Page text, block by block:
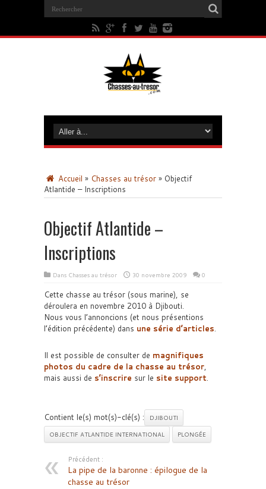
Accueil » Chasses au trésor » Objectif
Atlantide – Inscriptions
Objectif Atlantide –
Inscriptions
Dans Chasses au trésor 30 novembre 2009 0
Cette chasse au trésor (sous marine), se
déroulera en novembre 2010 à Djibouti.
Nous vous l’annoncions (et nous présentions
l’édition précédente) dans une série d’articles.
Il est possible de consulter de magnifiques
photos du cadre de la chasse au trésor,
mais aussi de s’inscrire sur le site support.
Contient le(s) mot(s)-clé(s) :
DJIBOUTI
OBJECTIF ATLANTIDE INTERNATIONAL
PLONGÉE
Précédent :
La pipe de la baronne : épilogue de la
chasse au trésor